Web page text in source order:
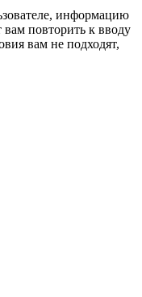
информацию
повторить к вводу
вам не подходят,